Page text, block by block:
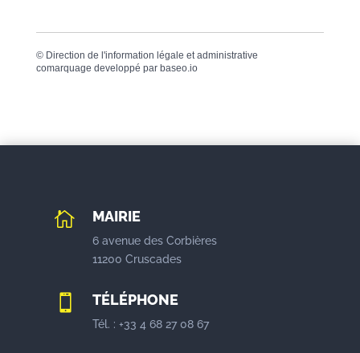
© Direction de l'information légale et administrative
comarquage developpé par baseo.io
 MAIRIE
6 avenue des Corbières
11200 Cruscades
 TÉLÉPHONE
Tél. : +33 4 68 27 08 67